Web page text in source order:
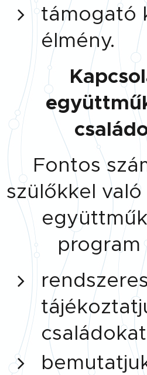
támogató
élmény.
Fontos
szülőkkel
program